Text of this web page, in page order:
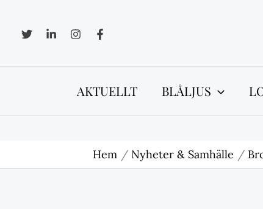
innehåll
AKTUELLT BLÅLJUS
Hem Nyheter & Samhälle